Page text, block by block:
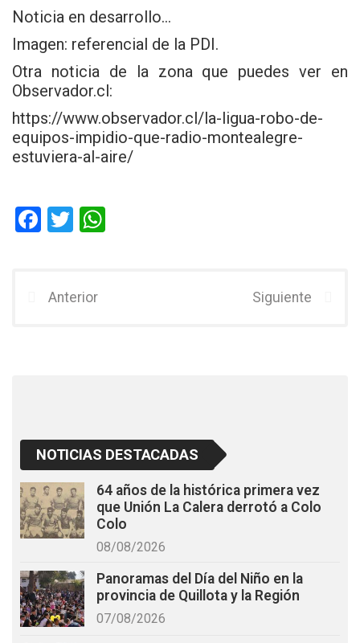
Noticia en desarrollo…
Imagen: referencial de la PDI.
Otra noticia de la zona que puedes ver en
Observador.cl:
https://www.observador.cl/la-ligua-robo-de-
equipos-impidio-que-radio-montealegre-
estuviera-al-aire/
F
b
T
er
Anterior Siguiente
NOTICIAS DESTACADAS
64 años de la histórica primera vez
que Unión La Calera derrotó a Colo
Colo
08/08/2026
Panoramas del Día del Niño en la
provincia de Quillota y la Región
07/08/2026